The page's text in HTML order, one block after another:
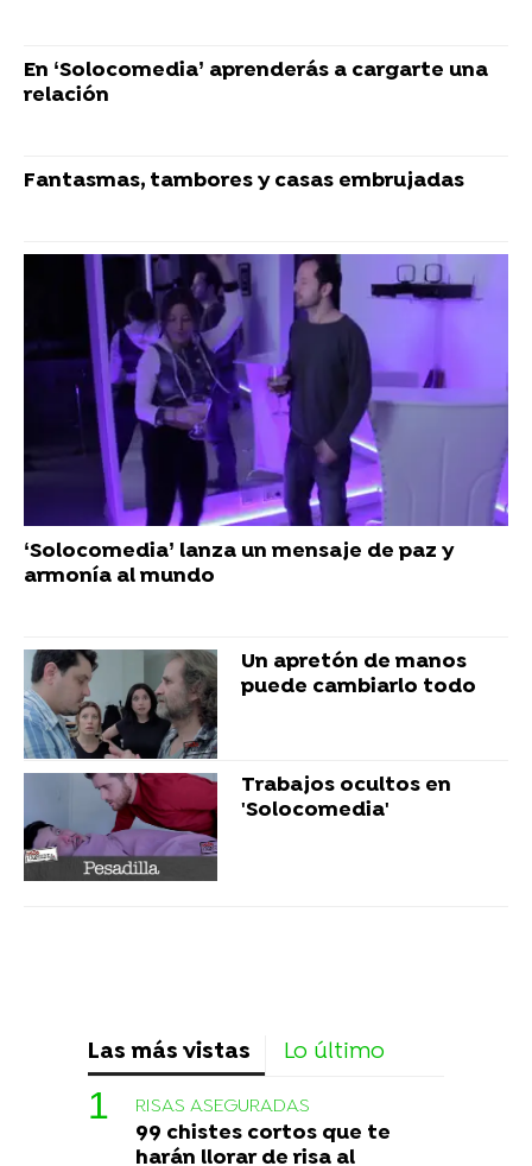
En ‘Solocomedia’ aprenderás a cargarte una
relación
Fantasmas, tambores y casas embrujadas
‘Solocomedia’ lanza un mensaje de paz y
armonía al mundo
Un apretón de manos
puede cambiarlo todo
Trabajos ocultos en
'Solocomedia'
Las más vistas Lo último
RISAS ASEGURADAS
99 chistes cortos que te
harán llorar de risa al